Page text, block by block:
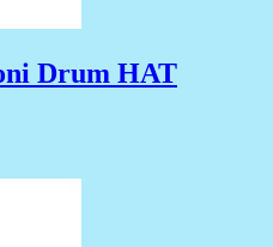
Drum HAT